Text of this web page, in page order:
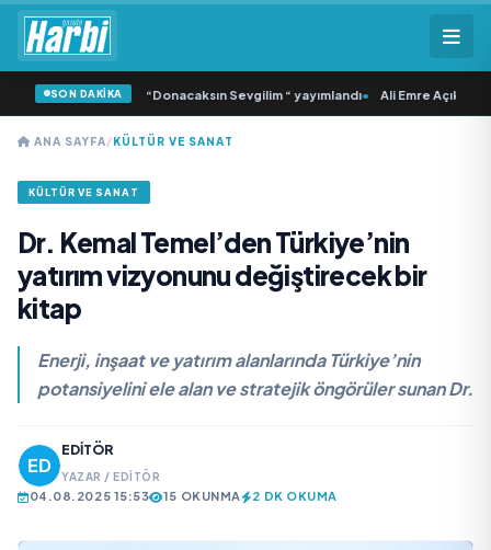
SON DAKİKA
‘dan İkinci Tekli “Donacaksın Sevgilim “ yayımlandı• Ali Emre Açıkgöz
ANA SAYFA/KÜLTÜR VE SANAT
KÜLTÜR VE SANAT
Dr. Kemal Temel’den Türkiye’nin
yatırım vizyonunu değiştirecek bir
kitap
Enerji, inşaat ve yatırım alanlarında Türkiye’nin
potansiyelini ele alan ve stratejik öngörüler sunan Dr.
EDITÖR
YAZAR / EDITÖR
04.08.2025 15:53 15 OKUNMA 2 DK OKUMA